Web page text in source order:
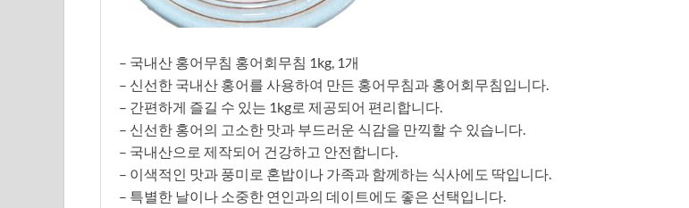
– 국내산 홍어무침 홍어회무침 1kg, 1개
– 신선한 국내산 홍어를 사용하여 만든 홍어무침과 홍어회무침입니다.
– 간편하게 즐길 수 있는 1kg로 제공되어 편리합니다.
– 신선한 홍어의 고소한 맛과 부드러운 식감을 만끽할 수 있습니다.
– 국내산으로 제작되어 건강하고 안전합니다.
– 이색적인 맛과 풍미로 혼밥이나 가족과 함께하는 식사에도 딱입니다.
– 특별한 날이나 소중한 연인과의 데이트에도 좋은 선택입니다.